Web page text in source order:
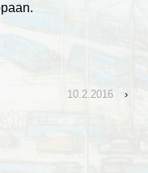
10.2.2016 ›